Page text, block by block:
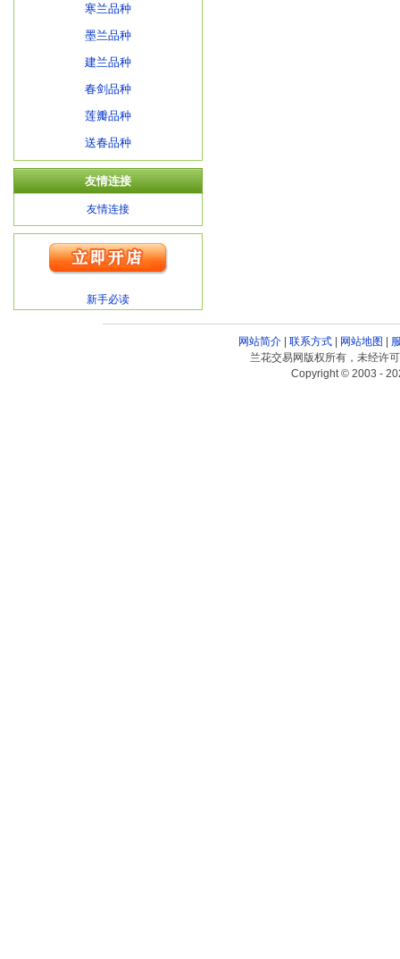
寒兰品种
墨兰品种
建兰品种
春剑品种
莲瓣品种
送春品种
友情连接
友情连接
新手必读
网站简介| 联系方式| 网站地图 |
兰花交易网版权所有，未经许
Copyright © 2003 -